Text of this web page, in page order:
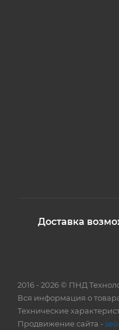
Доставка
2016 - 2026 © ПНД
Вся информация о
Технические
Продвижение сайта -